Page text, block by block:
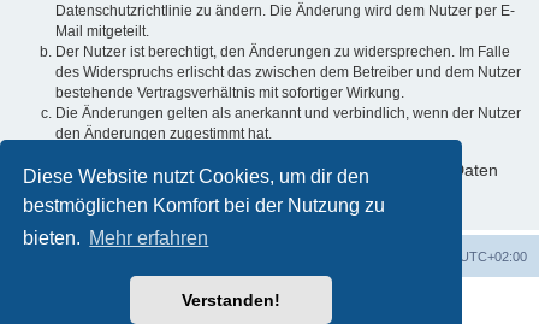
Diese Website nutzt Cookies, um dir den
bestmöglichen Komfort bei der Nutzung zu
bieten. Mehr erfahren
Verstanden!
Datenschutzrichtlinie zu ändern. Die Änderung wird dem Nutzer per E-
Mail mitgeteilt.
Der Nutzer ist berechtigt, den Änderungen zu widersprechen. Im Falle
des Widerspruchs erlischt das zwischen dem Betreiber und dem Nutzer
bestehende Vertragsverhältnis mit sofortiger Wirkung.
Die Änderungen gelten als anerkannt und verbindlich, wenn der Nutzer
den Änderungen zugestimmt hat.
Informationen über den Umgang mit deinen persönlichen Daten
sind in der Datenschutzrichtlinie enthalten.
UTC+02:00
Powered byphpBB® Forum Software © phpBB Limited
phpBB.de